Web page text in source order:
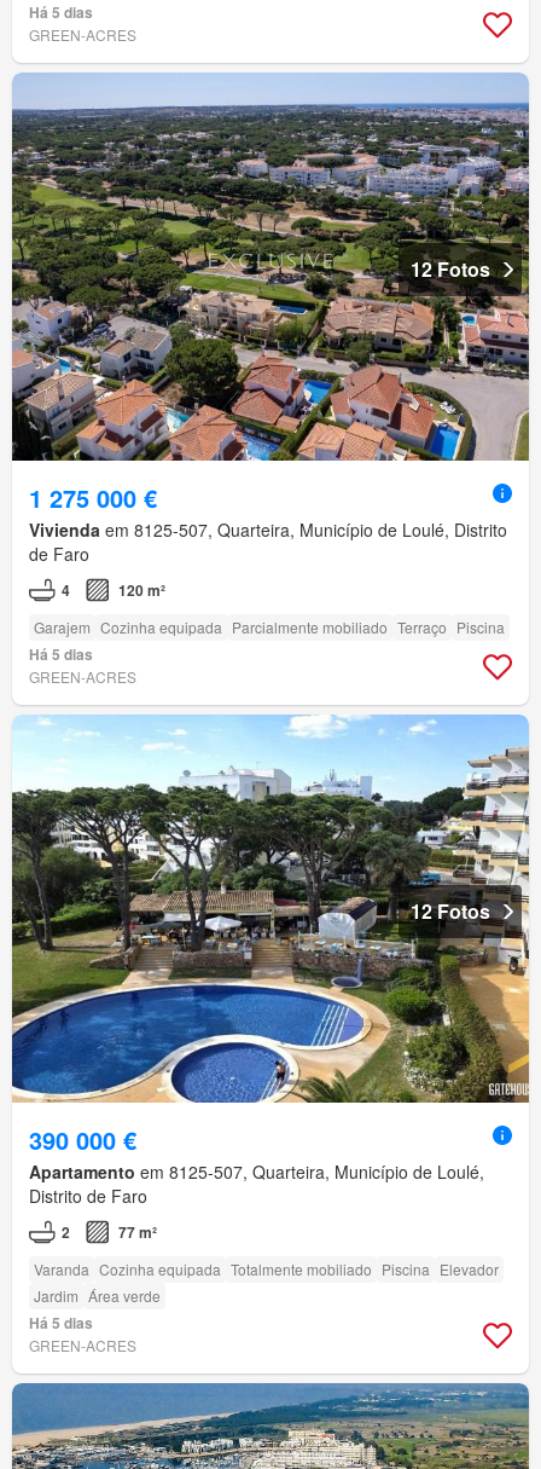
Há 5 dias
GREEN-ACRES
12 Fotos
1 275 000 €
Vivienda em 8125-507, Quarteira, Município de Loulé, Distrito
de Faro
4 120 m²
Garajem Cozinha equipada Parcialmente mobiliado Terraço Piscina
Há 5 dias
GREEN-ACRES
12 Fotos
390 000 €
Apartamento em 8125-507, Quarteira, Município de Loulé,
Distrito de Faro
2 77 m²
Varanda Cozinha equipada Totalmente mobiliado Piscina Elevador
Jardim Área verde
Há 5 dias
GREEN-ACRES